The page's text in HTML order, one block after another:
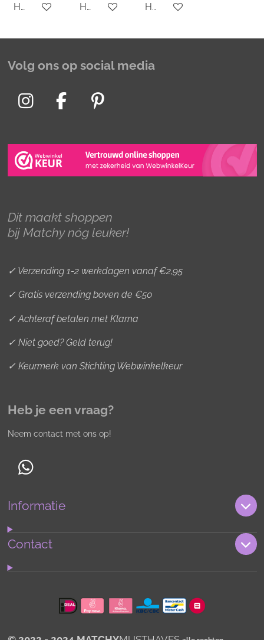
Houd mij op de hoogteHoud mij op de hoogteHoud mij op de hoogte
Volg ons op social media
I
s
t
a
r
a
F
c
e
b
o
k
P
n
t
e
e
s
Dit maakt shoppen
bij Matchy nóg leuker!
✓ Verzending 1-2 werkdagen vanaf €2,95
✓ Gratis verzending boven de €50
✓ Achteraf betalen met Klarna
✓ Niet goed? Geld terug!
✓ Keurmerk van Stichting Webwinkelkeur
Heb je een vraag?
Neem contact met ons op!
W
a
s
Informatie
Contact